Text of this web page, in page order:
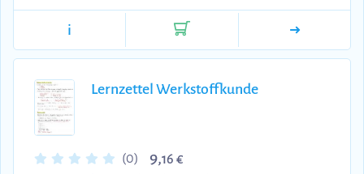
Modulhandbuch.
i
Lernzettel Werkstoffkunde
(0) 9,16 €